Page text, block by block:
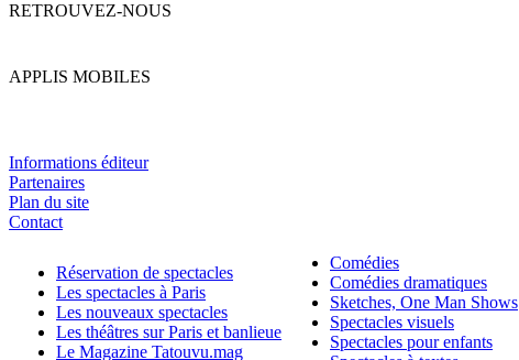
RETROUVEZ-NOUS
APPLIS MOBILES
Informations éditeur
Partenaires
Plan du site
Contact
Réservation de spectacles
Les spectacles à Paris
Les nouveaux spectacles
Les théâtres sur Paris et banlieue
Le Magazine Tatouvu.mag
Comédies
Comédies dramatiques
Sketches, One Man Shows
Spectacles visuels
Spectacles pour enfants